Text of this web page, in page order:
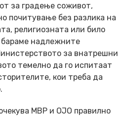
за градење соживот,
почитување без разлика на
религиозната или било
бараме надлежните
за внатрешни
темелно да го испитаат
кои треба да
МВР и ОЈО правилно